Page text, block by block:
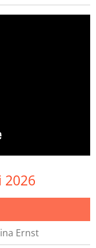
2026
Ernst